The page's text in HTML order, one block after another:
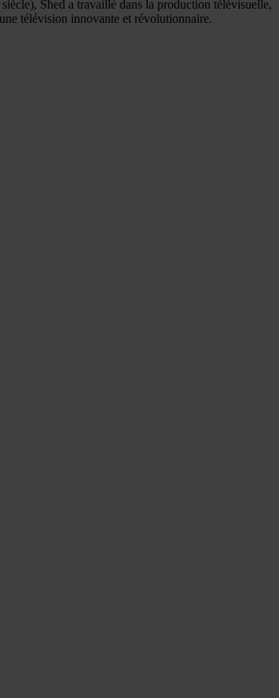
Shed a travaillé dans la production télévisuelle,
télévision innovante et révolutionnaire.